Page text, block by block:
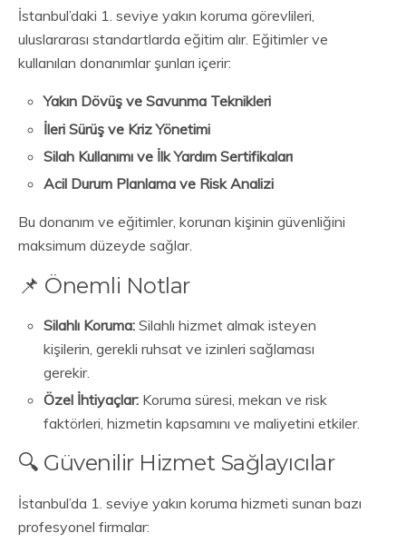
İstanbul’daki 1. seviye yakın koruma görevlileri,
uluslararası standartlarda eğitim alır. Eğitimler ve
kullanılan donanımlar şunları içerir:
Yakın Dövüş ve Savunma Teknikleri
İleri Sürüş ve Kriz Yönetimi
Silah Kullanımı ve İlk Yardım Sertifikaları
Acil Durum Planlama ve Risk Analizi
Bu donanım ve eğitimler, korunan kişinin güvenliğini
maksimum düzeyde sağlar.
📌 Önemli Notlar
Silahlı Koruma: Silahlı hizmet almak isteyen
kişilerin, gerekli ruhsat ve izinleri sağlaması
gerekir.
Özel İhtiyaçlar: Koruma süresi, mekan ve risk
faktörleri, hizmetin kapsamını ve maliyetini etkiler.
🔍 Güvenilir Hizmet Sağlayıcılar
İstanbul’da 1. seviye yakın koruma hizmeti sunan bazı
profesyonel firmalar: